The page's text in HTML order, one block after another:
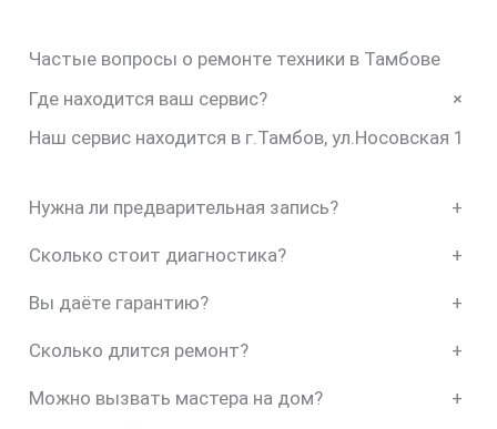
Частые вопросы о ремонте техники в Тамбове
Где находится ваш сервис?
+
Наш сервис находится в г.Тамбов, ул.Носовская 1
Нужна ли предварительная запись? +
Сколько стоит диагностика? +
Вы даёте гарантию? +
Сколько длится ремонт? +
Можно вызвать мастера на дом? +